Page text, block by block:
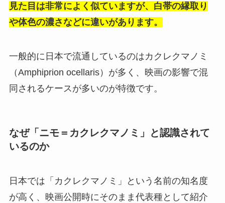
見た目は非常によく似ていますが、白帯の縁取り
や体色の濃さなどに違いがあります。
一般的に日本で流通しているのはカクレクマノミ
（Amphiprion ocellaris）が多く、映画の影響で混
同されるケースが多いのが特徴です。
なぜ「ニモ＝カクレクマノミ」と認識されて
いるのか
日本では「カクレクマノミ」という名前の知名度
が高く、映画公開時にそのまま代表種として紹介